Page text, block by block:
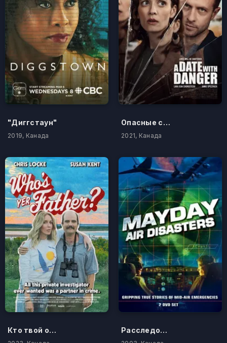
"Диггстаун"
2019, Канада
Опасные связи
2021, Канада
Кто твой отец? Расследования авиакатастроф